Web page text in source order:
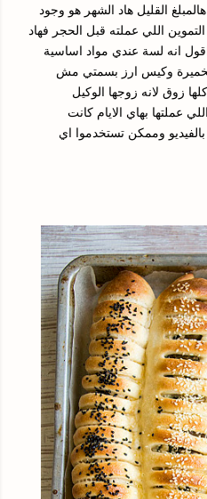
القليل هاد الشهر هو وجود
اللي عملته قبل الحجر فهاد
انه لسة عندي مواد اساسية
وكيس ارز بسمتي مش
زوق لانه زوجها الوكيل
عملتها بهاي الايام كانت
وممكن تستخدموا اي